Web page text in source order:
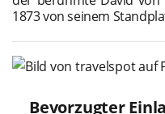
1873 von seinem
Bevorzugter